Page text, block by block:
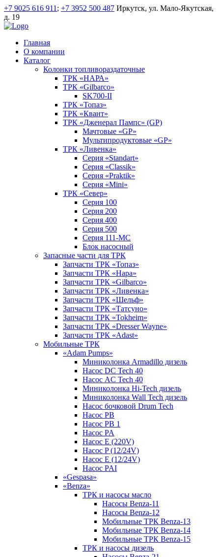
+7 9025 616 911 ; +7 3952 500 487 Иркутск, ул. Мало-Якутская,
д. 19
Главная
О компании
Каталог
Колонки топливораздаточные
ТРК «НАРА»
ТРК «Gilbarco»
SK700-II
ТРК «Топаз»
ТРК «Квант»
ТРК «Дженерал Пампс» (GP)
Мачтовые «GP»
Мультипродуктовые «GP»
ТРК «Ливенка»
Серия «Standart»
Серия «Classik»
Серия «Praktik»
Серия «Mini»
ТРК «Север»
Серия 100
Серия 200
Серия 400
Серия 500
Серия 111-МС
Блок насосный
Запасные части для ТРК
Запчасти ТРК «Топаз»
Запчасти ТРК «Нара»
Запчасти ТРК «Gilbarco»
Запчасти ТРК «Ливенка»
Запчасти ТРК «Шельф»
Запчасти ТРК «Татсуно»
Запчасти ТРК «Tokheim»
Запчасти ТРК «Dresser Wayne»
Запчасти ТРК «Adast»
Мобильные ТРК
«Adam Pumps»
Миниколонка Armadillo дизель
Насос DC Tech 40
Насос AC Tech 40
Миниколонка Hi-Tech дизель
Миниколонка Wall Tech дизель
Насос бочковой Drum Tech
Насос PB
Насос PB 1
Насос PA
Насос E (220V)
Насос P (12/24V)
Насос E (12/24V)
Насос PAI
«Gespasa»
«Benza»
ТРК и насосы масло
Насосы Benza-11
Насосы Benza-12
Мобильные ТРК Benza-13
Мобильные ТРК Benza-14
Мобильные ТРК Benza-15
ТРК и насосы дизель